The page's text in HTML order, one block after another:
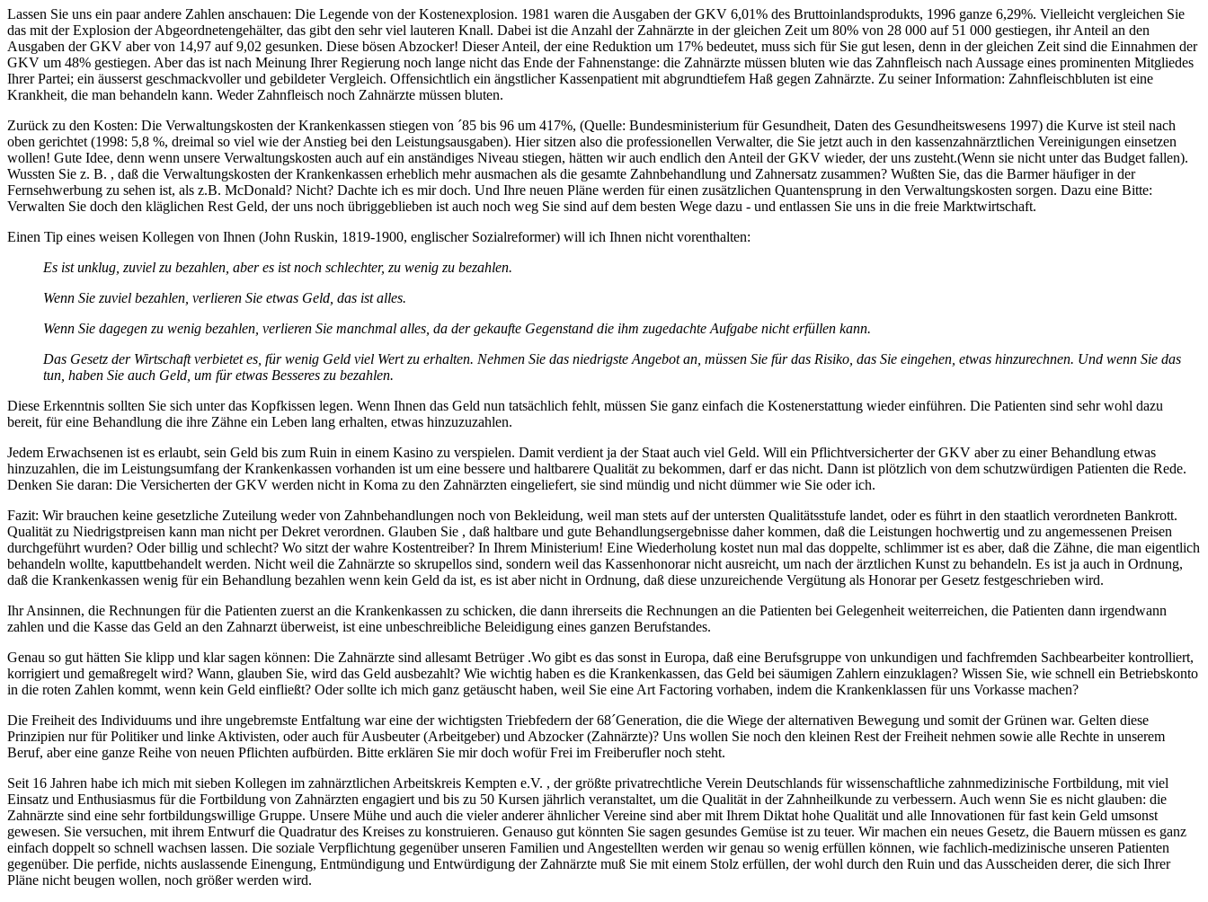
Lassen Sie uns ein paar andere Zahlen anschauen: Die Legende von der Kostenexplosion. 1981 waren die Ausgaben der GKV 6,01% des Bruttoinlandsprodukts, 1996 ganze 6,29%. Vielleicht vergleichen Sie
das mit der Explosion der Abgeordnetengehälter, das gibt den sehr viel lauteren Knall. Dabei ist die Anzahl der Zahnärzte in der gleichen Zeit um 80% von 28 000 auf 51 000 gestiegen, ihr Anteil an den
Ausgaben der GKV aber von 14,97 auf 9,02 gesunken. Diese bösen Abzocker! Dieser Anteil, der eine Reduktion um 17% bedeutet, muss sich für Sie gut lesen, denn in der gleichen Zeit sind die Einnahmen der
GKV um 48% gestiegen. Aber das ist nach Meinung Ihrer Regierung noch lange nicht das Ende der Fahnenstange: die Zahnärzte müssen bluten wie das Zahnfleisch nach Aussage eines prominenten Mitgliedes
Ihrer Partei; ein äusserst geschmackvoller und gebildeter Vergleich. Offensichtlich ein ängstlicher Kassenpatient mit abgrundtiefem Haß gegen Zahnärzte. Zu seiner Information: Zahnfleischbluten ist eine
Krankheit, die man behandeln kann. Weder Zahnfleisch noch Zahnärzte müssen bluten.
Zurück zu den Kosten: Die Verwaltungskosten der Krankenkassen stiegen von ´85 bis 96 um 417%, (Quelle: Bundesministerium für Gesundheit, Daten des Gesundheitswesens 1997) die Kurve ist steil nach
oben gerichtet (1998: 5,8 %, dreimal so viel wie der Anstieg bei den Leistungsausgaben). Hier sitzen also die professionellen Verwalter, die Sie jetzt auch in den kassenzahnärztlichen Vereinigungen einsetzen
wollen! Gute Idee, denn wenn unsere Verwaltungskosten auch auf ein anständiges Niveau stiegen, hätten wir auch endlich den Anteil der GKV wieder, der uns zusteht.(Wenn sie nicht unter das Budget fallen).
Wussten Sie z. B. , daß die Verwaltungskosten der Krankenkassen erheblich mehr ausmachen als die gesamte Zahnbehandlung und Zahnersatz zusammen? Wußten Sie, das die Barmer häufiger in der
Fernsehwerbung zu sehen ist, als z.B. McDonald? Nicht? Dachte ich es mir doch. Und Ihre neuen Pläne werden für einen zusätzlichen Quantensprung in den Verwaltungskosten sorgen. Dazu eine Bitte:
Verwalten Sie doch den kläglichen Rest Geld, der uns noch übriggeblieben ist auch noch weg Sie sind auf dem besten Wege dazu - und entlassen Sie uns in die freie Marktwirtschaft.
Einen Tip eines weisen Kollegen von Ihnen (John Ruskin, 1819-1900, englischer Sozialreformer) will ich Ihnen nicht vorenthalten:
Es ist unklug, zuviel zu bezahlen, aber es ist noch schlechter, zu wenig zu bezahlen.
Wenn Sie zuviel bezahlen, verlieren Sie etwas Geld, das ist alles.
Wenn Sie dagegen zu wenig bezahlen, verlieren Sie manchmal alles, da der gekaufte Gegenstand die ihm zugedachte Aufgabe nicht erfüllen kann.
Das Gesetz der Wirtschaft verbietet es, für wenig Geld viel Wert zu erhalten. Nehmen Sie das niedrigste Angebot an, müssen Sie für das Risiko, das Sie eingehen, etwas hinzurechnen. Und wenn Sie das
tun, haben Sie auch Geld, um für etwas Besseres zu bezahlen.
Diese Erkenntnis sollten Sie sich unter das Kopfkissen legen. Wenn Ihnen das Geld nun tatsächlich fehlt, müssen Sie ganz einfach die Kostenerstattung wieder einführen. Die Patienten sind sehr wohl dazu
bereit, für eine Behandlung die ihre Zähne ein Leben lang erhalten, etwas hinzuzuzahlen.
Jedem Erwachsenen ist es erlaubt, sein Geld bis zum Ruin in einem Kasino zu verspielen. Damit verdient ja der Staat auch viel Geld. Will ein Pflichtversicherter der GKV aber zu einer Behandlung etwas
hinzuzahlen, die im Leistungsumfang der Krankenkassen vorhanden ist um eine bessere und haltbarere Qualität zu bekommen, darf er das nicht. Dann ist plötzlich von dem schutzwürdigen Patienten die Rede.
Denken Sie daran: Die Versicherten der GKV werden nicht in Koma zu den Zahnärzten eingeliefert, sie sind mündig und nicht dümmer wie Sie oder ich.
Fazit: Wir brauchen keine gesetzliche Zuteilung weder von Zahnbehandlungen noch von Bekleidung, weil man stets auf der untersten Qualitätsstufe landet, oder es führt in den staatlich verordneten Bankrott.
Qualität zu Niedrigstpreisen kann man nicht per Dekret verordnen. Glauben Sie , daß haltbare und gute Behandlungsergebnisse daher kommen, daß die Leistungen hochwertig und zu angemessenen Preisen
durchgeführt wurden? Oder billig und schlecht? Wo sitzt der wahre Kostentreiber? In Ihrem Ministerium! Eine Wiederholung kostet nun mal das doppelte, schlimmer ist es aber, daß die Zähne, die man eigentlich
behandeln wollte, kaputtbehandelt werden. Nicht weil die Zahnärzte so skrupellos sind, sondern weil das Kassenhonorar nicht ausreicht, um nach der ärztlichen Kunst zu behandeln. Es ist ja auch in Ordnung,
daß die Krankenkassen wenig für ein Behandlung bezahlen wenn kein Geld da ist, es ist aber nicht in Ordnung, daß diese unzureichende Vergütung als Honorar per Gesetz festgeschrieben wird.
Ihr Ansinnen, die Rechnungen für die Patienten zuerst an die Krankenkassen zu schicken, die dann ihrerseits die Rechnungen an die Patienten bei Gelegenheit weiterreichen, die Patienten dann irgendwann
zahlen und die Kasse das Geld an den Zahnarzt überweist, ist eine unbeschreibliche Beleidigung eines ganzen Berufstandes.
Genau so gut hätten Sie klipp und klar sagen können: Die Zahnärzte sind allesamt Betrüger .Wo gibt es das sonst in Europa, daß eine Berufsgruppe von unkundigen und fachfremden Sachbearbeiter kontrolliert,
korrigiert und gemaßregelt wird? Wann, glauben Sie, wird das Geld ausbezahlt? Wie wichtig haben es die Krankenkassen, das Geld bei säumigen Zahlern einzuklagen? Wissen Sie, wie schnell ein Betriebskonto
in die roten Zahlen kommt, wenn kein Geld einfließt? Oder sollte ich mich ganz getäuscht haben, weil Sie eine Art Factoring vorhaben, indem die Krankenklassen für uns Vorkasse machen?
Die Freiheit des Individuums und ihre ungebremste Entfaltung war eine der wichtigsten Triebfedern der 68´Generation, die die Wiege der alternativen Bewegung und somit der Grünen war. Gelten diese
Prinzipien nur für Politiker und linke Aktivisten, oder auch für Ausbeuter (Arbeitgeber) und Abzocker (Zahnärzte)? Uns wollen Sie noch den kleinen Rest der Freiheit nehmen sowie alle Rechte in unserem
Beruf, aber eine ganze Reihe von neuen Pflichten aufbürden. Bitte erklären Sie mir doch wofür Frei im Freiberufler noch steht.
Seit 16 Jahren habe ich mich mit sieben Kollegen im zahnärztlichen Arbeitskreis Kempten e.V. , der größte privatrechtliche Verein Deutschlands für wissenschaftliche zahnmedizinische Fortbildung, mit viel
Einsatz und Enthusiasmus für die Fortbildung von Zahnärzten engagiert und bis zu 50 Kursen jährlich veranstaltet, um die Qualität in der Zahnheilkunde zu verbessern. Auch wenn Sie es nicht glauben: die
Zahnärzte sind eine sehr fortbildungswillige Gruppe. Unsere Mühe und auch die vieler anderer ähnlicher Vereine sind aber mit Ihrem Diktat hohe Qualität und alle Innovationen für fast kein Geld umsonst
gewesen. Sie versuchen, mit ihrem Entwurf die Quadratur des Kreises zu konstruieren. Genauso gut könnten Sie sagen gesundes Gemüse ist zu teuer. Wir machen ein neues Gesetz, die Bauern müssen es ganz
einfach doppelt so schnell wachsen lassen. Die soziale Verpflichtung gegenüber unseren Familien und Angestellten werden wir genau so wenig erfüllen können, wie fachlich-medizinische unseren Patienten
gegenüber. Die perfide, nichts auslassende Einengung, Entmündigung und Entwürdigung der Zahnärzte muß Sie mit einem Stolz erfüllen, der wohl durch den Ruin und das Ausscheiden derer, die sich Ihrer
Pläne nicht beugen wollen, noch größer werden wird.